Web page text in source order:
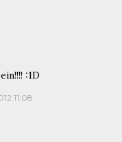
:1D
11:08